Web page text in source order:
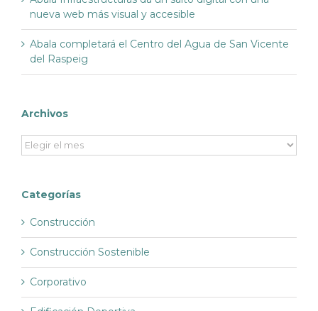
nueva web más visual y accesible
Abala completará el Centro del Agua de San Vicente
del Raspeig
Archivos
Archivos
Categorías
Construcción
Construcción Sostenible
Corporativo